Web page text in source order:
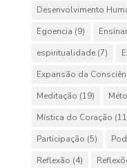
Desenvolvimento
Egoencia (9)
espiritualidade(7)
Expansão da
Meditação (19)
Mística do Coração
Participação (5)
Reflexão (4)